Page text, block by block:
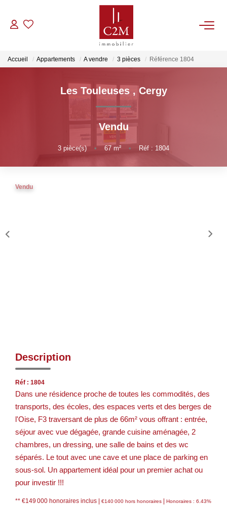
ESTIMATION
NOTRE AGENCE
Accueil Appartements A vendre 3 pièces Référence 1804
Les Touleuses , Cergy
Vendu
3 pièce(s) • 67 m² • Réf : 1804
Vendu
Description
Réf : 1804
Dans une résidence proche de toutes les commodités, des
transports, des écoles, des espaces verts et des berges de
l'Oise, F3 traversant de plus de 66m² vous offrant : entrée,
séjour avec vue dégagée, grande cuisine aménagée, 2
chambres, un dressing, une salle de bains et des wc
séparés. Le tout avec une cave et une place de parking en
sous-sol. Un appartement idéal pour un premier achat ou
pour investir !!!
** €149 000 honoraires inclus | €140 000 hors honoraires | Honoraires : 6.43%